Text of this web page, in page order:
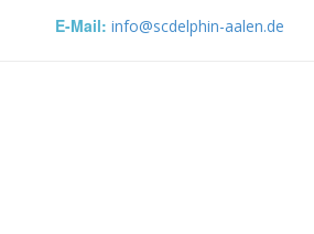
E-Mail: info@scdelphin-aalen.de